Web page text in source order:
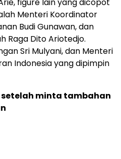
Menteri Koordinator
Budi Gunawan, dan
Raga Dito Ariotedjo.
Sri Mulyani, dan Menteri
Indonesia yang dipimpin
minta tambahan